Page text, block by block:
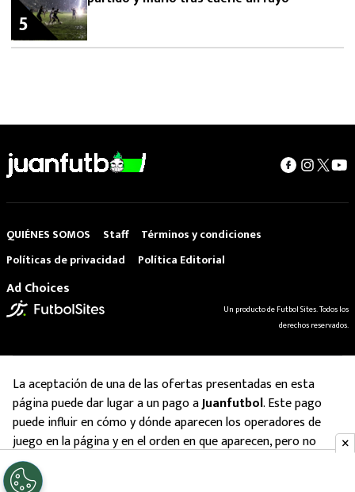
5
QUIÉNES SOMOS Staff
Términos y condiciones
Políticas de privacidad
Política Editorial
Ad Choices
Un producto de Futbol Sites. Todos los
derechos reservados.
La aceptación de una de las ofertas presentadas en esta
página puede dar lugar a un pago aJuanfutbol. Este pago
puede influir en cómo y dónde aparecen los operadores de
juego en la página y en el orden en que aparecen, pero no
influye en nuestras evaluaciones.